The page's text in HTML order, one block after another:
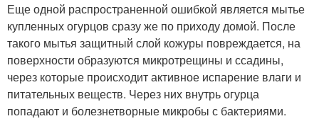
Еще одной распространенной ошибкой является мытье
купленных огурцов сразу же по приходу домой. После
такого мытья защитный слой кожуры повреждается, на
поверхности образуются микротрещины и ссадины,
через которые происходит активное испарение влаги и
питательных веществ. Через них внутрь огурца
попадают и болезнетворные микробы с бактериями.